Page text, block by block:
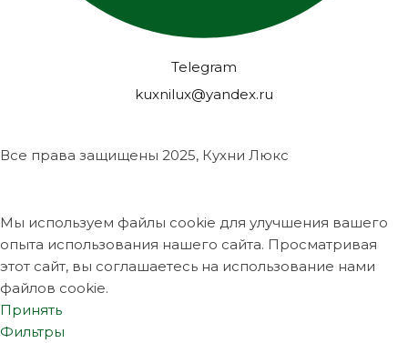
Telegram
kuxnilux@yandex.ru
Все права защищены 2025, Кухни Люкс
Мы используем файлы cookie для улучшения вашего
опыта использования нашего сайта. Просматривая
этот сайт, вы соглашаетесь на использование нами
файлов cookie.
Принять
Фильтры